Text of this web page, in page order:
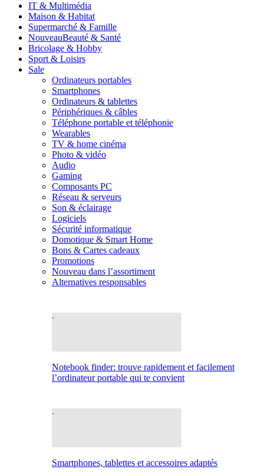
IT & Multimédia
Maison & Habitat
Supermarché & Famille
NouveauBeauté & Santé
Bricolage & Hobby
Sport & Loisirs
Sale
Ordinateurs portables
Smartphones
Ordinateurs & tablettes
Périphériques & câbles
Téléphone portable et téléphonie
Wearables
TV & home cinéma
Photo & vidéo
Audio
Gaming
Composants PC
Réseau & serveurs
Son & éclairage
Logiciels
Sécurité informatique
Domotique & Smart Home
Bons & Cartes cadeaux
Promotions
Nouveau dans l’assortiment
Alternatives responsables
Notebook finder: trouve rapidement et facilement
l’ordinateur portable qui te convient
Smartphones, tablettes et accessoires adaptés